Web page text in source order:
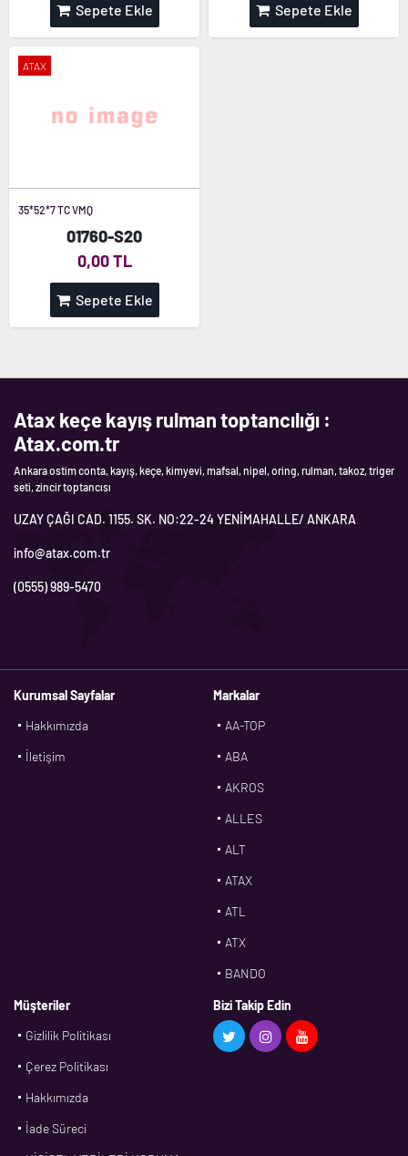
Sepete Ekle Sepete Ekle
ATAX
35*52*7 TC VMQ
01760-S20
0,00 TL
Sepete Ekle
Atax keçe kayış rulman toptancılığı :
Atax.com.tr
Ankara ostim conta, kayış, keçe, kimyevi, mafsal, nipel, oring, rulman, takoz, triger
seti, zincir toptancısı
UZAY ÇAĞI CAD. 1155. SK. NO:22-24 YENİMAHALLE/ ANKARA
info@atax.com.tr
(0555) 989-5470
Kurumsal Sayfalar
Hakkımızda
İletişim
Markalar
AA-TOP
ABA
AKROS
ALLES
ALT
ATAX
ATL
ATX
BANDO
BMS
CDF
Müşteriler
Gizlilik Politikası
Çerez Politikası
Hakkımızda
İade Süreci
Bizi Takip Edin